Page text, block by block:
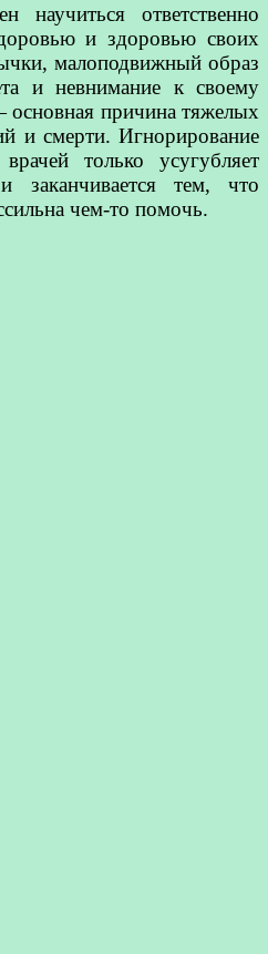
ответственно
и здоровью своих
малоподвижный образ
и невнимание к своему
причина тяжелых
и смерти. Игнорирование
только усугубляет
заканчивается тем, что
чем-то помочь.